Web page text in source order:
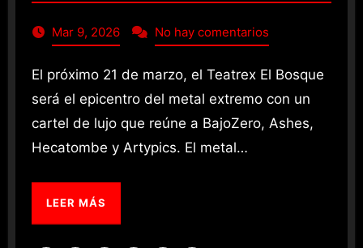
Mar 9, 2026 No hay comentarios
El próximo 21 de marzo, el Teatrex El Bosque
será el epicentro del metal extremo con un
cartel de lujo que reúne a BajoZero, Ashes,
Hecatombe y Artypics. El metal…
LEER MÁS